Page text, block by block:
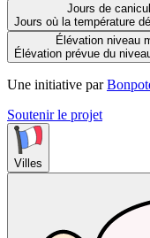
Jours de
Jours où la température
Élévation niveau
Élévation prévue du
Une initiative par
Soutenir le projet
Villes